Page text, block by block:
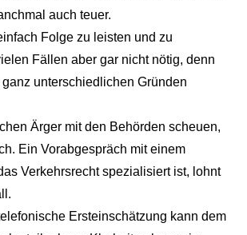
auch teuer.
Folge zu leisten und zu
Fällen aber gar nicht nötig, denn
unterschiedlichen Gründen
Ärger mit den Behörden scheuen,
Ein Vorabgespräch mit einem
Verkehrsrecht spezialisiert ist, lohnt
Ersteinschätzung kann dem